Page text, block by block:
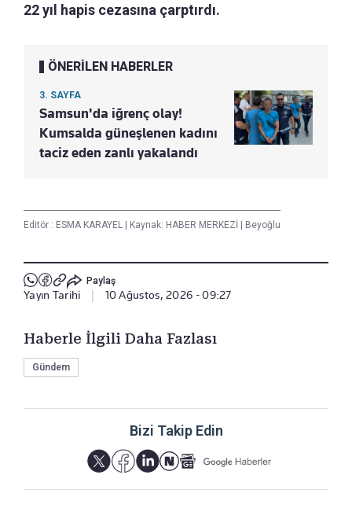
22 yıl hapis cezasına çarptırdı.
ÖNERİLEN HABERLER
3. SAYFA
Samsun'da iğrenç olay!
Kumsalda güneşlenen kadını
taciz eden zanlı yakalandı
Editör : ESMA KARAYEL Kaynak: HABER MERKEZİ Beyoğlu
Paylaş
Yayın Tarihi 10 Ağustos, 2026 - 09:27
Haberle İlgili Daha Fazlası
Gündem
Bizi Takip Edin